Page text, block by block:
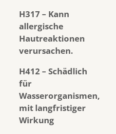
H317 – Kann
allergische
Hautreaktionen
verursachen.
H412 – Schädlich
für
Wasserorganismen,
mit langfristiger
Wirkung